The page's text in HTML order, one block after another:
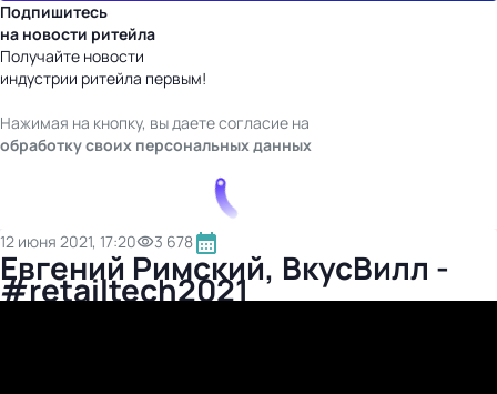
Подпишитесь
на новости ритейла
Получайте новости
индустрии ритейла первым!
Нажимая на кнопку, вы даете согласие на
обработку своих персональных данных
12 июня 2021, 17:20 3 678
Евгений Римский, ВкусВилл -
#retailtech2021